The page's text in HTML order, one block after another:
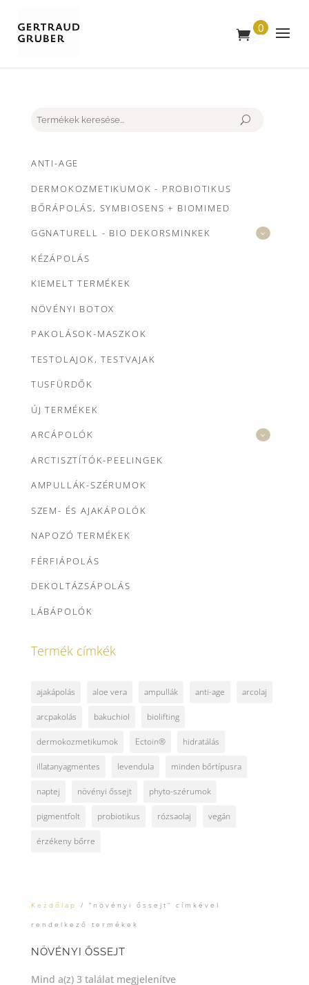
0
T
M
Kezdőlap
/ “növényi őssejt” címkével
rendelkező termékek
NÖVÉNYI ŐSSEJT
Mind a(z) 3 találat megjelenítve
Keresés
ANTI-AGE
DERMOKOZMETIKUMOK - PROBIOTIKUS
BŐRÁPOLÁS, SYMBIOSENS + BIOMIMED
GGNATURELL - BIO DEKORSMINKEK
KÉZÁPOLÁS
KIEMELT TERMÉKEK
NÖVÉNYI BOTOX
PAKOLÁSOK-MASZKOK
TESTOLAJOK, TESTVAJAK
TUSFÜRDŐK
ÚJ TERMÉKEK
ARCÁPOLÓK
ARCTISZTÍTÓK-PEELINGEK
AMPULLÁK-SZÉRUMOK
SZEM- ÉS AJAKÁPOLÓK
NAPOZÓ TERMÉKEK
FÉRFIÁPOLÁS
DEKOLTÁZSÁPOLÁS
LÁBÁPOLÓK
Termék címkék
ajakápolás aloe vera ampullák anti-age arcolaj
arcpakolás bakuchiol biolifting
dermokozmetikumok Ectoin® hidratálás
illatanyagmentes levendula minden bőrtípusra
naptej növényi őssejt phyto-szérumok
pigmentfolt probiotikus rózsaolaj vegán
érzékeny bőrre